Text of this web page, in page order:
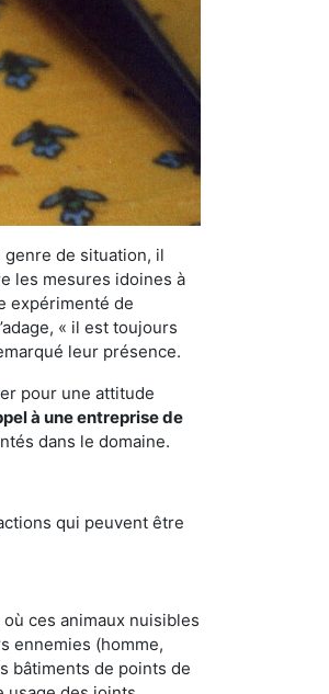
de situation, il
les mesures idoines à
expérimenté de
« il est toujours
leur présence.
pour une attitude
à une entreprise de
dans le domaine.
qui peuvent être
ces animaux nuisibles
ennemies (homme,
bâtiments de points de